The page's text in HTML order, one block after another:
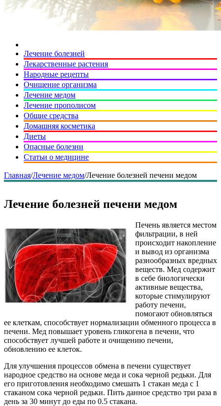
Лечение болезней
Лекарственные растения
Народные рецепты
Очищение организма
Лечение медом
Лечение прополисом
Общие средства
Домашняя косметика
Диеты
Опасные болезни
Статьи о медицине
Главная/Лечение медом/Лечение болезней печени медом
Лечение болезней печени медом
Печень является местом
фильтрации, в ней
происходит накопление
и вывод из организма
разнообразных вредных
веществ. Мед содержит
в себе биологически
активные вещества,
которые стимулируют
работу печени,
помогают обновляться
ее клеткам, способствует нормализации обменного процесса в
печени. Мед повышает уровень гликогена в печени, что
способствует лучшей работе и очищению печени,
обновлению ее клеток.
Для улучшения процессов обмена в печени существует
народное средство на основе меда и сока черной редьки. Для
его приготовления необходимо смешать 1 стакан меда с 1
стаканом сока черной редьки. Пить данное средство три раза в
день за 30 минут до еды по 0.5 стакана.